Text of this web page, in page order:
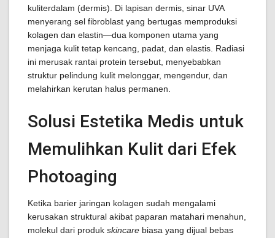
kuliterdalam (dermis). Di lapisan dermis, sinar UVA
menyerang sel fibroblast yang bertugas memproduksi
kolagen dan elastin—dua komponen utama yang
menjaga kulit tetap kencang, padat, dan elastis. Radiasi
ini merusak rantai protein tersebut, menyebabkan
struktur pelindung kulit melonggar, mengendur, dan
melahirkan kerutan halus permanen.
Solusi Estetika Medis untuk
Memulihkan Kulit dari Efek
Photoaging
Ketika barier jaringan kolagen sudah mengalami
kerusakan struktural akibat paparan matahari menahun,
molekul dari produk skincare biasa yang dijual bebas